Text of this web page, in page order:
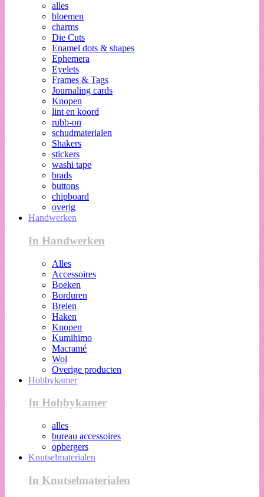
alles
bloemen
charms
Die Cuts
Enamel dots & shapes
Ephemera
Eyelets
Frames & Tags
Journaling cards
Knopen
lint en koord
rubb-on
schudmaterialen
Shakers
stickers
washi tape
brads
buttons
chipboard
overig
Handwerken
In Handwerken
Alles
Accessoires
Boeken
Borduren
Breien
Haken
Knopen
Kumihimo
Macramé
Wol
Overige producten
Hobbykamer
In Hobbykamer
alles
bureau accessoires
opbergers
Knutselmaterialen
In Knutselmaterialen